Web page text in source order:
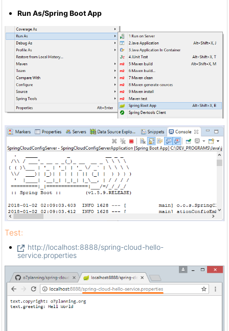
Run As/Spring Boot App
Test:
http://localhost:8888/spring-cloud-hello-
service.properties